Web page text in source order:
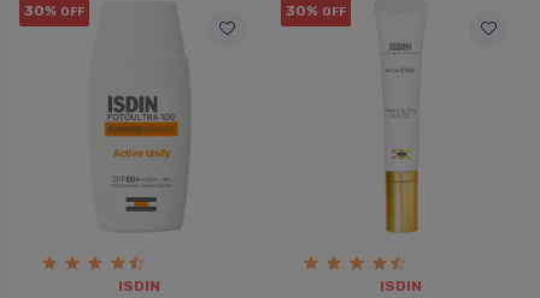
30% OFF
ISDIN
30% OFF
ISDIN